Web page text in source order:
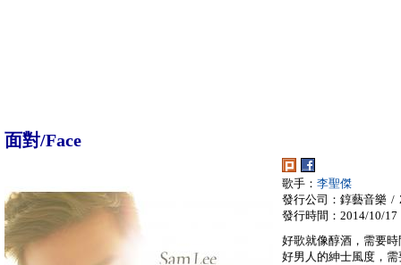
面對/Face
歌手： 李聖傑
發行公司：錞藝音樂 /
發行時間：2014/10/17
好歌就像醇酒，需要
好男人的紳士風度，